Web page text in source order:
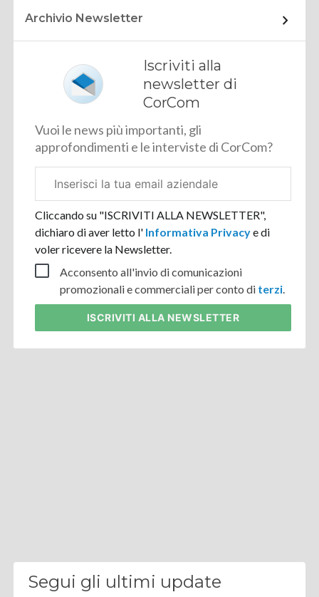
Archivio Newsletter
Iscriviti alla
newsletter di
CorCom
Vuoi le news più importanti, gli
approfondimenti e le interviste di CorCom?
aziendale
Cliccando su "ISCRIVITI ALLA NEWSLETTER",
dichiaro di aver letto l' Informativa Privacye di
voler ricevere la Newsletter.
Acconsento all'invio di comunicazioni
promozionali e commerciali per conto di terzi
ISCRIVITI ALLA NEWSLETTER
Segui gli ultimi update